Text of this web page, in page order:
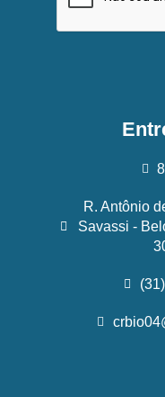
R. Antônio
Savassi -